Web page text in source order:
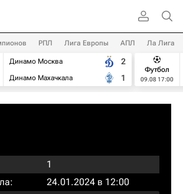
РПЛ Лига Европы АПЛ Ла Лига
Динамо Москва
Динамо Махачкала
2
1
Футбол
09.08 17:00
1
24.01.2024 в 12:00